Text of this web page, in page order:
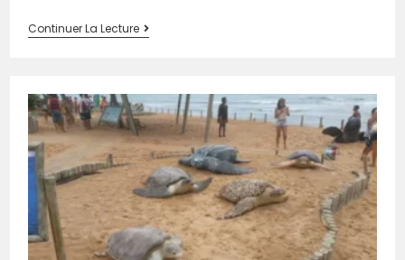
Continuer La Lecture